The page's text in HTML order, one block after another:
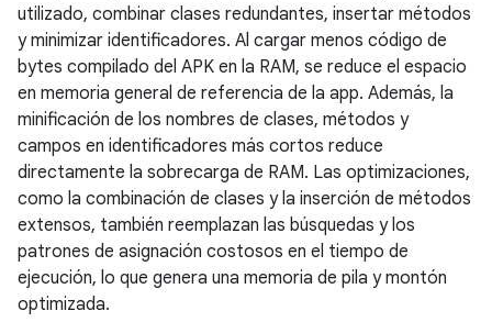
utilizado, combinar clases redundantes, insertar métodos
y minimizar identificadores. Al cargar menos código de
bytes compilado del APK en la RAM, se reduce el espacio
en memoria general de referencia de la app. Además, la
minificación de los nombres de clases, métodos y
campos en identificadores más cortos reduce
directamente la sobrecarga de RAM. Las optimizaciones,
como la combinación de clases y la inserción de métodos
extensos, también reemplazan las búsquedas y los
patrones de asignación costosos en el tiempo de
ejecución, lo que genera una memoria de pila y montón
optimizada.